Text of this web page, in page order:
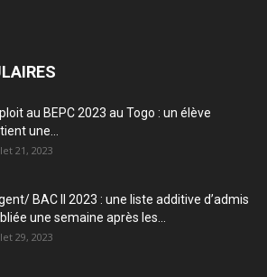
au BEPC 2023 au Togo : un élève
une...
21, 2023
BAC II 2023 : une liste additive d’admis
une semaine après les...
29, 2023